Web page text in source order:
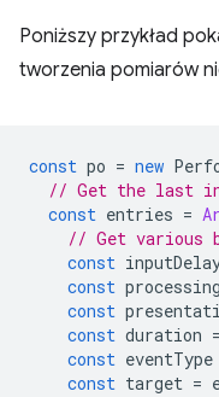
Poniższy przykład
tworzenia pomiarów
const po = new
// Get the last
const entries =
// Get various
const
const
const
const duration =
const eventType
const target =